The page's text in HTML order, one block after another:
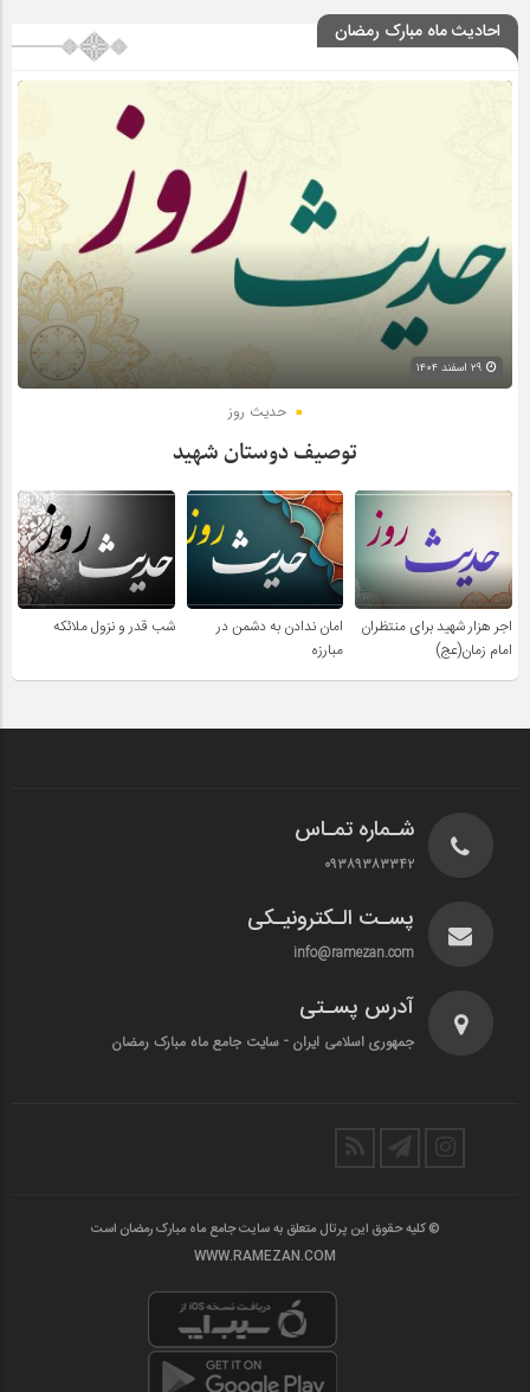
احادیث ماه مبارک رمضان
حدیث روز
توصیف دوستان شهید
اجر هزار شهید برای منتظران
امام زمان(عج)
امان ندادن به دشمن در
مبارزه
شب قدر و نزول ملائکه
شـماره تمـاس
۰۹۳۸۹۳۸۳۳۴۲
پسـت الـکترونیـکی
info@ramezan.com
آدرس پسـتی
جمهوری اسلامی ایران - سایت جامع ماه مبارک رمضان
© کلیه حقوق این پرتال متعلق به سایت جامع ماه مبارک رمضان است
WWW.RAMEZAN.COM